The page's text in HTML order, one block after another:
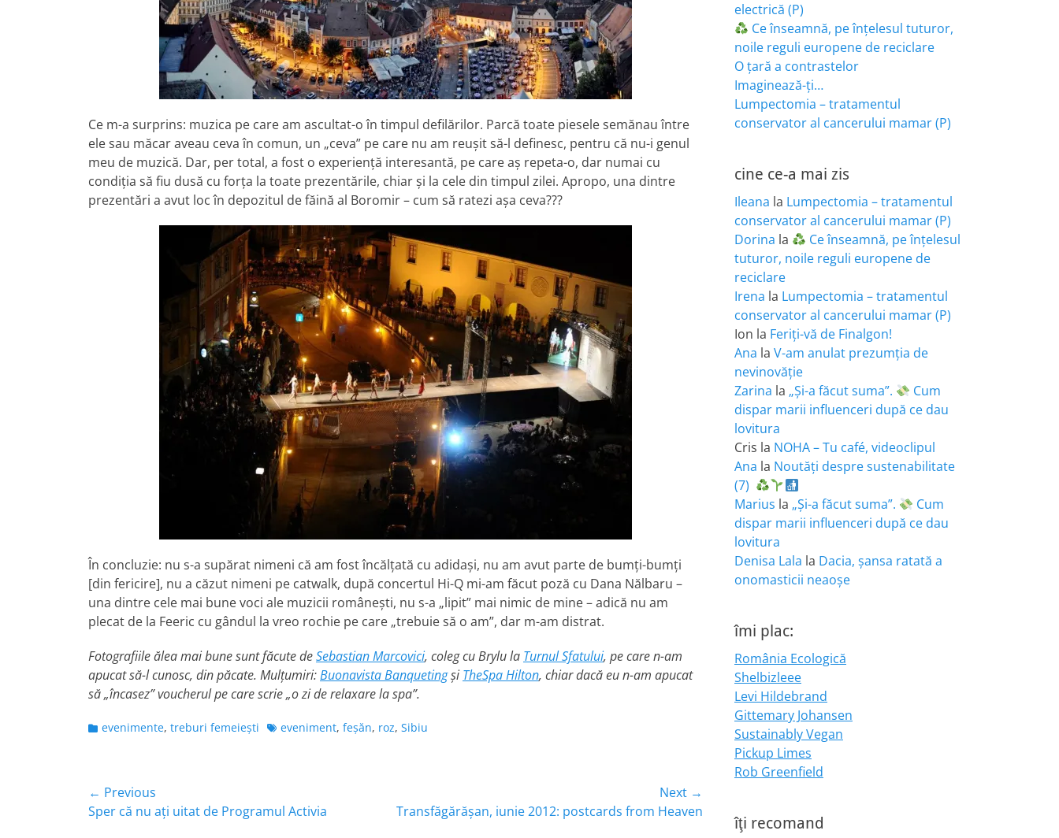
Ce m-a surprins: muzica pe care am ascultat-o în timpul defilărilor. Parcă toate piesele semănau între
ele sau măcar aveau ceva în comun, un „ceva” pe care nu am reuşit să-l definesc, pentru că nu-i genul
meu de muzică. Dar, per total, a fost o experienţă interesantă, pe care aş repeta-o, dar numai cu
condiţia să fiu dusă cu forţa la toate prezentările, chiar şi la cele din timpul zilei. Apropo, una dintre
prezentări a avut loc în depozitul de făină al Boromir – cum să ratezi aşa ceva???
În concluzie: nu s-a supărat nimeni că am fost încălţată cu adidaşi, nu am avut parte de bumţi-bumţi
[din fericire], nu a căzut nimeni pe catwalk, după concertul Hi-Q mi-am făcut poză cu Dana Nălbaru –
una dintre cele mai bune voci ale muzicii româneşti, nu s-a „lipit” mai nimic de mine – adică nu am
plecat de la Feeric cu gândul la vreo rochie pe care „trebuie să o am”, dar m-am distrat.
Fotografiile ălea mai bune sunt făcute deSebastian Marcovici, coleg cu Brylu la Turnul Sfatului, pe care n-am
apucat să-l cunosc, din păcate. Mulţumiri:Buonavista Banquetingşi TheSpa Hilton, chiar dacă eu n-am apucat
să „încasez” voucherul pe care scrie „o zi de relaxare la spa”.
Categories
evenimente, treburi femeieşti Tagseveniment, feşăn, roz, Sibiu
Navigare
în
← Previous
Previous
Sper că nu aţi uitat de Programul Activia
Next →
Next
Transfăgărăşan, iunie 2012: postcards from Heaven
electrică (P)
Ce înseamnă, pe înțelesul tuturor,
noile reguli europene de reciclare
O țară a contrastelor
Imaginează-ți…
Lumpectomia – tratamentul
conservator al cancerului mamar (P)
cine ce-a mai zis
Ileana la Lumpectomia – tratamentul
conservator al cancerului mamar (P)
Dorina la
Ce înseamnă, pe înțelesul
tuturor, noile reguli europene de
reciclare
Irena la Lumpectomia – tratamentul
conservator al cancerului mamar (P)
Ion la Feriţi-vă de Finalgon!
Ana la V-am anulat prezumția de
nevinovăție
Zarina la „Și-a făcut suma”.
Cum
dispar marii influenceri după ce dau
lovitura
Cris la NOHA – Tu café, videoclipul
Ana la Noutăți despre sustenabilitate
(7)
Marius la „Și-a făcut suma”.
Cum
dispar marii influenceri după ce dau
lovitura
Denisa Lala la Dacia, șansa ratată a
onomasticii neaoșe
îmi plac:
România Ecologică
Shelbizleee
Levi Hildebrand
Gittemary Johansen
Sustainably Vegan
Pickup Limes
Rob Greenfield
îţi recomand